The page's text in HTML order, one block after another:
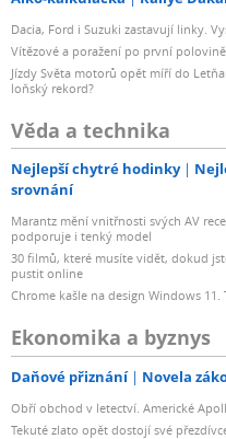
Dacia, Ford i Suzuki zastavují linky.
Vítězové a poražení po první
Jízdy Světa motorů opět míří do
loňský rekord?
Věda a technika
Nejlepší chytré hodinky
srovnání
Marantz mění vnitřnosti svých AV
podporuje i tenký model
30 filmů, které musíte vidět, dokud
pustit online
Chrome kašle na design Windows
Ekonomika a byznys
Daňové přiznání Novela
Obří obchod v letectví. Americké
Tekuté zlato opět dostojí své